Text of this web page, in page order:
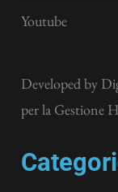
Youtube
Developed by
per la Gestione